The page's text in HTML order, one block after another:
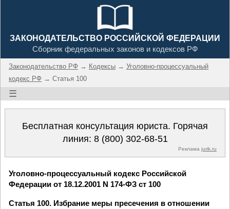
ЗАКОНОДАТЕЛЬСТВО РОССИЙСКОЙ ФЕДЕРАЦИИ
Сборник федеральных законов и кодексов РФ
Законодательство РФ → Кодексы → Уголовно-процессуальный
кодекс РФ → Статья 100
☰
Бесплатная консультация юриста. Горячая
линия: 8 (800) 302-68-51
Реклама jurik.ru
Уголовно-процессуальный кодекс Российской
Федерации от 18.12.2001 N 174-ФЗ ст 100
Статья 100. Избрание меры пресечения в отношении